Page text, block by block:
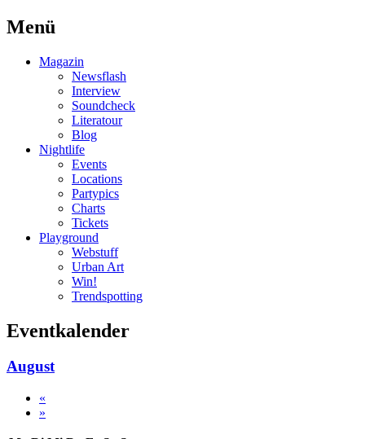
Menü
Magazin
Newsflash
Interview
Soundcheck
Literatour
Blog
Nightlife
Events
Locations
Partypics
Charts
Tickets
Playground
Webstuff
Urban Art
Win!
Trendspotting
Eventkalender
August
«
»